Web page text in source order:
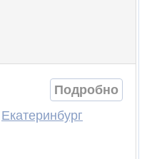
Подробно
Екатеринбург